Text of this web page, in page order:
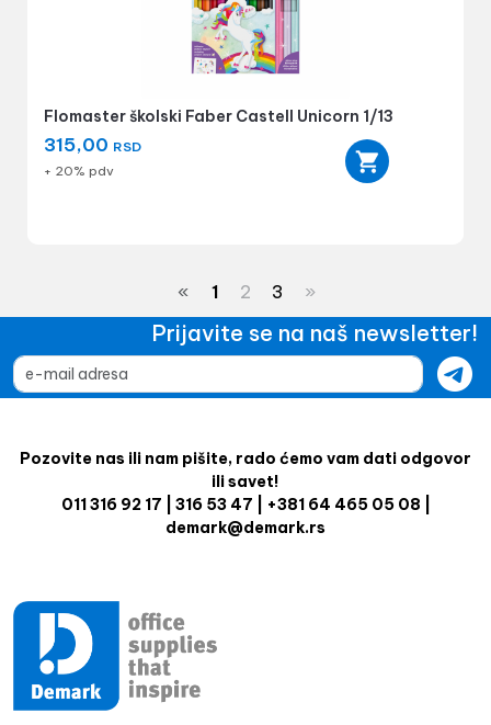
Flomaster školski Faber Castell Unicorn 1/13
315,00 RSD
+ 20% pdv
« 1 2 3 »
Prijavite se na naš newsletter!
Pozovite nas ili nam pišite, rado ćemo vam dati odgovor
ili savet!
011 316 92 17 | 316 53 47 | +381 64 465 05 08 |
demark@demark.rs